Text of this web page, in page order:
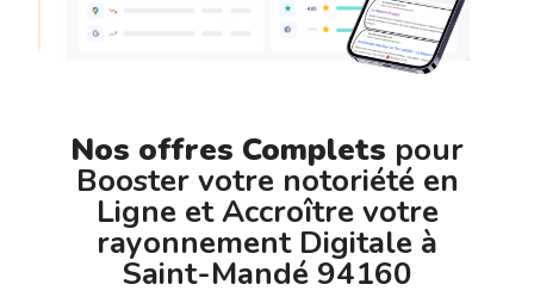
Nos offres Complets pour
Booster votre notoriété en
Ligne et Accroître votre
rayonnement Digitale à
Saint-Mandé 94160